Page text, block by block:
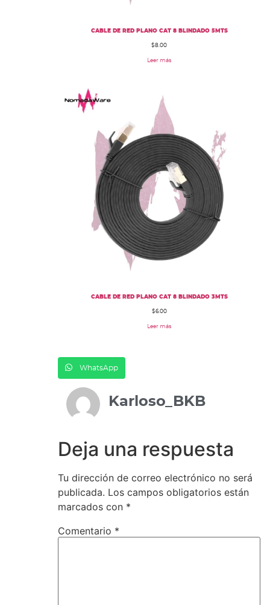
CABLE DE RED PLANO CAT 8 BLINDADO 5MTS
$8.00
Leer más
CABLE DE RED PLANO CAT 8 BLINDADO 3MTS
$6.00
Leer más
WhatsApp
Karloso_BKB
Deja una respuesta
Tu dirección de correo electrónico no será
publicada. Los campos obligatorios están
marcados con *
Comentario *